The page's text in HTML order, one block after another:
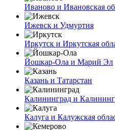
Иваново и Ивановская
Ижевск и Удмуртия
Иркутск и Иркутская
Йошкар-Ола и Марий Эл
Казань и Татарстан
Калининград и
Калуга и Калужская